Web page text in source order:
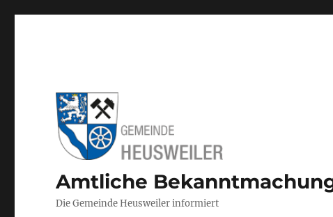
Amtliche
Die Gemeinde Heusweiler informiert